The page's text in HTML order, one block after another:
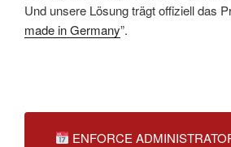
Und unsere Lösung trägt offiziell das
made in Germany”.
ENFORCE